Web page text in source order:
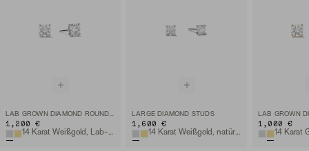
LAB GROWN DIAMOND ROUND STUDS 1 TCW
1,200 €
14 Karat Weißgold, Lab-Grown Diamant
LARGE DIAMOND STUDS
1,600 €
14 Karat Weißgold, natürlicher Diamant
1,000 €